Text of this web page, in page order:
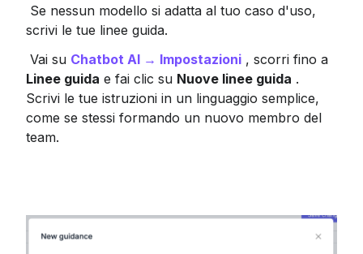
scrivi le tue linee guida.
Vai su Chatbot AI → Impostazioni , scorri fino a
Linee guida e fai clic su Nuove linee guida .
Scrivi le tue istruzioni in un linguaggio semplice,
come se stessi formando un nuovo membro del
team.